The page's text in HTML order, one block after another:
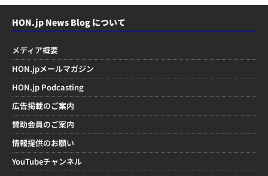
HON.jp News Blog について
メディア概要
HON.jpメールマガジン
HON.jp Podcasting
広告掲載のご案内
賛助会員のご案内
情報提供のお願い
YouTubeチャンネル